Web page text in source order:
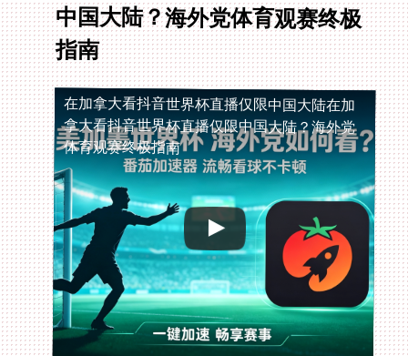
指南
在加拿大看抖音世界杯直播仅限中国大陆在加
拿大看抖音世界杯直播仅限中国大陆？海外党
体育观赛终极指南